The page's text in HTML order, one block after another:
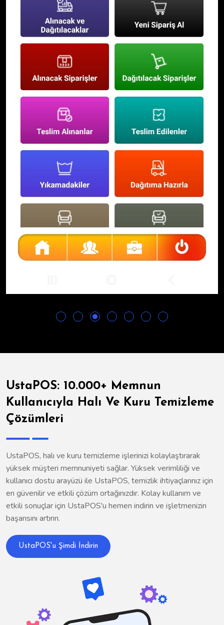
UstaPOS: 10.000+ Memnun
Kullanıcıyla Halı Ve Kuru Temizleme
Çözümleri
UstaPOS, halı ve kuru temizleme işlerinizi kolaylaştırarak
yüksek müşteri memnuniyeti sağlar. Yüksek verimliliği ve
kullanıcı dostu arayüzü ile UstaPOS, temizlik ihtiyaçlarınız için
en güvenilir ve etkili çözüm ortağınızdır. Kolay kullanım ve
etkili sonuçlar için UstaPOS'u hemen indirin ve işletmenizin
başarısını artırın.
UstaPOS'u Şimdi İndirin